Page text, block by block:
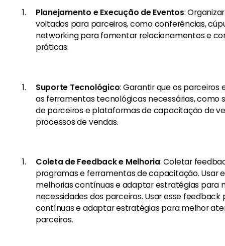
Planejamento e Execução de Eventos:
voltados para parceiros, como conferências,
networking para fomentar relacionamentos e
práticas.
Suporte Tecnológico: Garantir que os
as ferramentas tecnológicas necessárias, como
de parceiros e plataformas de capacitação de
processos de vendas.
Coleta de Feedback e Melhoria: Coletar
programas e ferramentas de capacitação. Usar
melhorias contínuas e adaptar estratégias para
necessidades dos parceiros. Usar esse
contínuas e adaptar estratégias para melhor
parceiros.